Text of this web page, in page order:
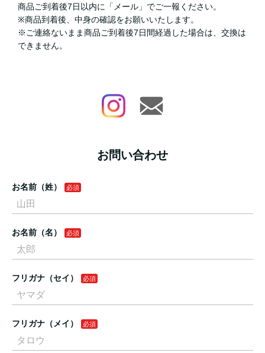
商品ご到着後7日以内に「メール」でご一報ください。
※商品到着後、中身の確認をお願いいたします。
※ご連絡ないまま商品ご到着後7日間経過した場合は、交換は
できません。
お問い合わせ
お名前（姓）
お名前（名）
フリガナ（セイ）
フリガナ（メイ）